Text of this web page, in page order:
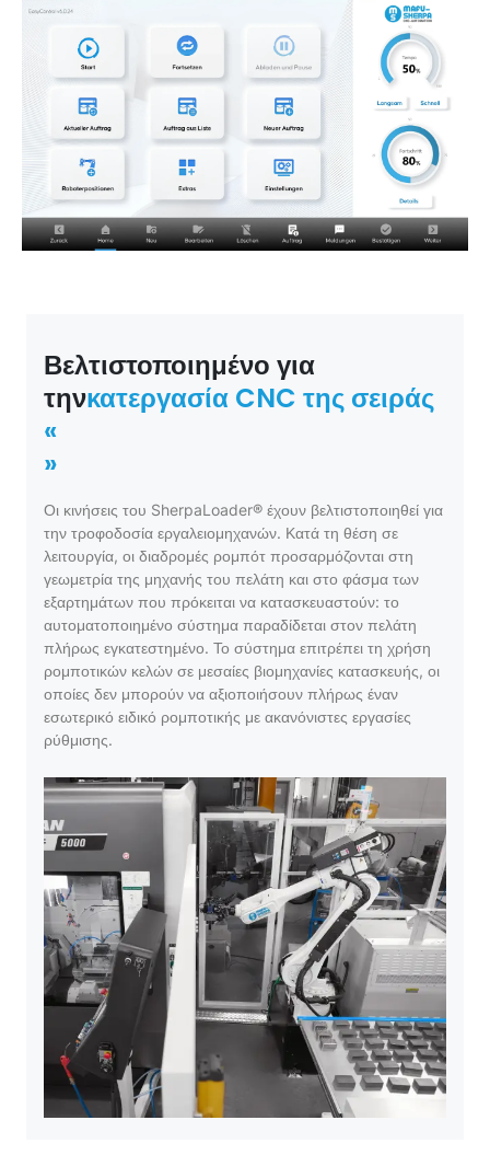
Βελτιστοποιημένο για
τηνκατεργασία CNC της σειράς
«
»
Οι κινήσεις του SherpaLoader® έχουν βελτιστοποιηθεί για
την τροφοδοσία εργαλειομηχανών. Κατά τη θέση σε
λειτουργία, οι διαδρομές ρομπότ προσαρμόζονται στη
γεωμετρία της μηχανής του πελάτη και στο φάσμα των
εξαρτημάτων που πρόκειται να κατασκευαστούν: το
αυτοματοποιημένο σύστημα παραδίδεται στον πελάτη
πλήρως εγκατεστημένο. Το σύστημα επιτρέπει τη χρήση
ρομποτικών κελών σε μεσαίες βιομηχανίες κατασκευής, οι
οποίες δεν μπορούν να αξιοποιήσουν πλήρως έναν
εσωτερικό ειδικό ρομποτικής με ακανόνιστες εργασίες
ρύθμισης.